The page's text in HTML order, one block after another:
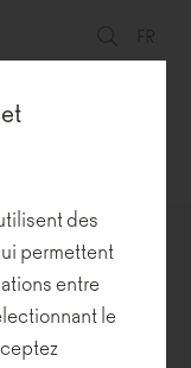
des
permettent
entre
le